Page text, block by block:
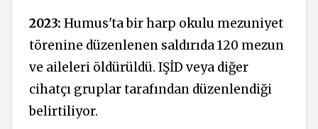
2023: Humus'ta bir harp okulu mezuniyet
törenine düzenlenen saldırıda 120 mezun
ve aileleri öldürüldü. IŞİD veya diğer
cihatçı gruplar tarafından düzenlendiği
belirtiliyor.